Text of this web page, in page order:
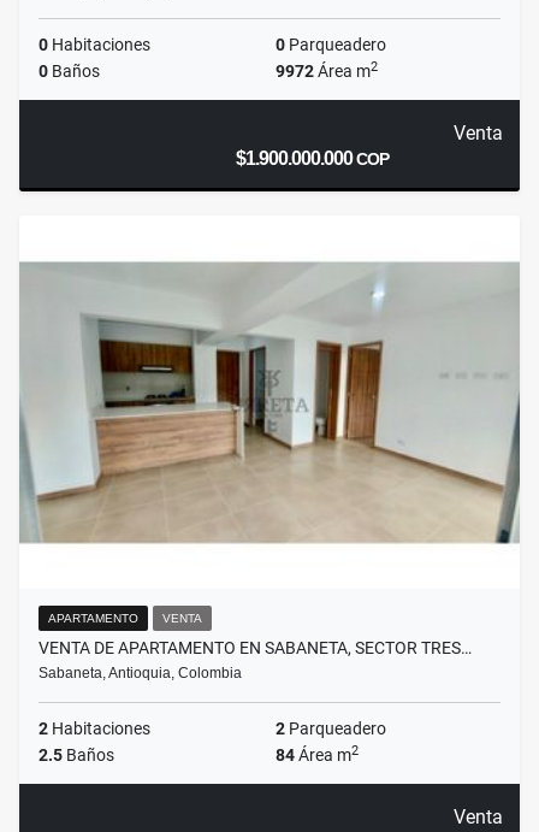
0 Habitaciones 0 Parqueadero
0 Baños 9972Área m2
Venta
$1.900.000.000COP
APARTAMENTO VENTA
VENTA DE APARTAMENTO EN SABANETA, SECTOR TRES…
Sabaneta, Antioquia, Colombia
2 Habitaciones 2 Parqueadero
2.5 Baños 84Área m2
Venta